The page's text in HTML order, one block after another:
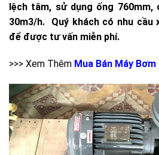
lệch tâm, sử dụng ống
30m3/h. Quý khách có nhu cầu
để được tư vấn miễn phí.
>>> Xem Thêm Mua Bán Máy